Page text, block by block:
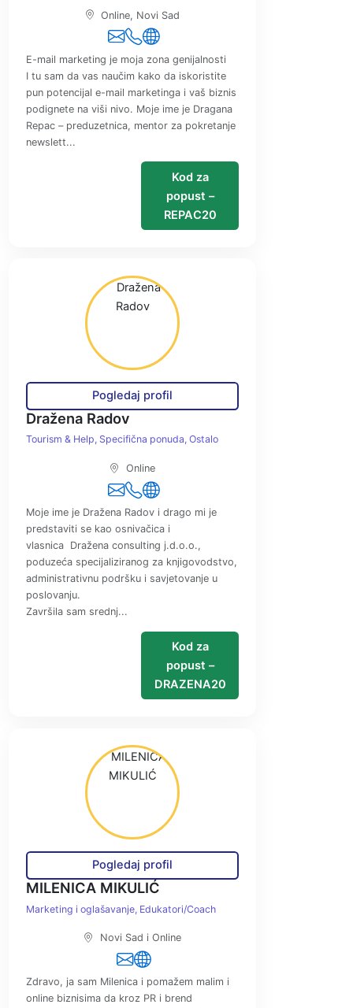
Online, Novi Sad
E-mail marketing je moja zona genijalnosti
I tu sam da vas naučim kako da iskoristite
pun potencijal e-mail marketinga i vaš biznis
podignete na viši nivo. Moje ime je Dragana
Repac – preduzetnica, mentor za pokretanje
newslett...
Kod za
popust –
REPAC20
Pogledaj profil
Dražena Radov
Tourism & Help Specifična ponuda Ostalo
Online
Moje ime je Dražena Radov i drago mi je
predstaviti se kao osnivačica i
vlasnica Dražena consulting j.d.o.o.,
poduzeća specijaliziranog za knjigovodstvo,
administrativnu podršku i savjetovanje u
poslovanju.
Završila sam srednj...
Kod za
popust –
DRAZENA20
Pogledaj profil
MILENICA MIKULIĆ
Marketing i oglašavanje Edukatori/Coach
Novi Sad i Online
Zdravo, ja sam Milenica i pomažem malim i
online biznisima da kroz PR i brend